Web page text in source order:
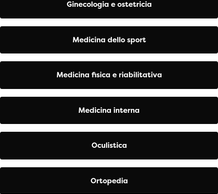
Ginecologia e ostetricia
Medicina dello sport
Medicina fisica e riabilitativa
Medicina interna
Oculistica
Ortopedia